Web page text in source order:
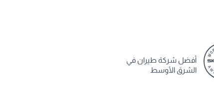
أفضل شركة طيران في
الشرق الأوسط